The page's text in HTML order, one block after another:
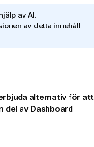
av AI.
av detta innehåll
alternativ för att
del avDashboard